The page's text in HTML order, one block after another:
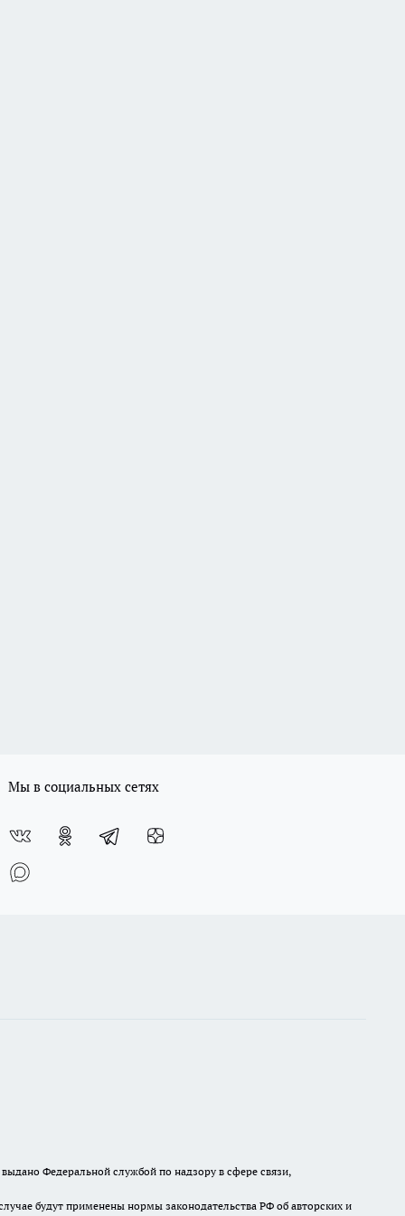
Мы в социальных сетях
Федеральной службой по надзору в сфере связи,
будут применены нормы законодательства РФ об авторских и